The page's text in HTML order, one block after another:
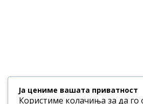
Ја цениме вашата приватност
Користиме колачиња за да